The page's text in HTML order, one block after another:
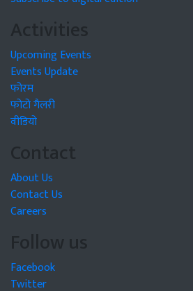
Activities
Upcoming Events
Events Update
फोरम
फोटो गैलरी
वीडियो
Contact
About Us
Contact Us
Careers
Follow us
Facebook
Twitter